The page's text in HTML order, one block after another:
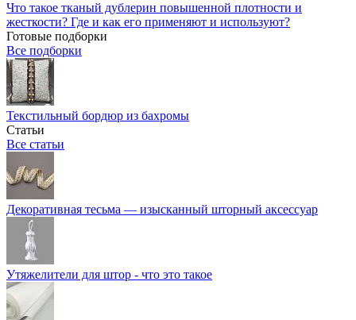
Что такое тканый дублерин повышенной плотности и
жесткости? Где и как его применяют и используют?
Готовые подборки
Все подборки
Текстильный бордюр из бахромы
Статьи
Все статьи
Декоративная тесьма — изысканный шторный аксессуар
Утяжелители для штор - что это такое